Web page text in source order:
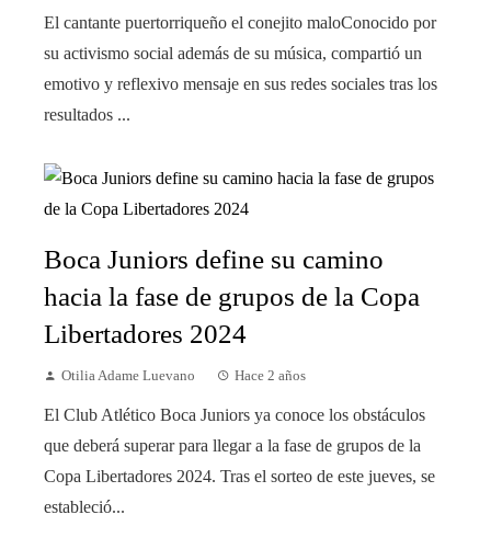
El cantante puertorriqueño el conejito maloConocido por
su activismo social además de su música, compartió un
emotivo y reflexivo mensaje en sus redes sociales tras los
resultados ...
Boca Juniors define su camino
hacia la fase de grupos de la Copa
Libertadores 2024
Otilia Adame Luevano Hace 2 años
El Club Atlético Boca Juniors ya conoce los obstáculos
que deberá superar para llegar a la fase de grupos de la
Copa Libertadores 2024. Tras el sorteo de este jueves, se
estableció...